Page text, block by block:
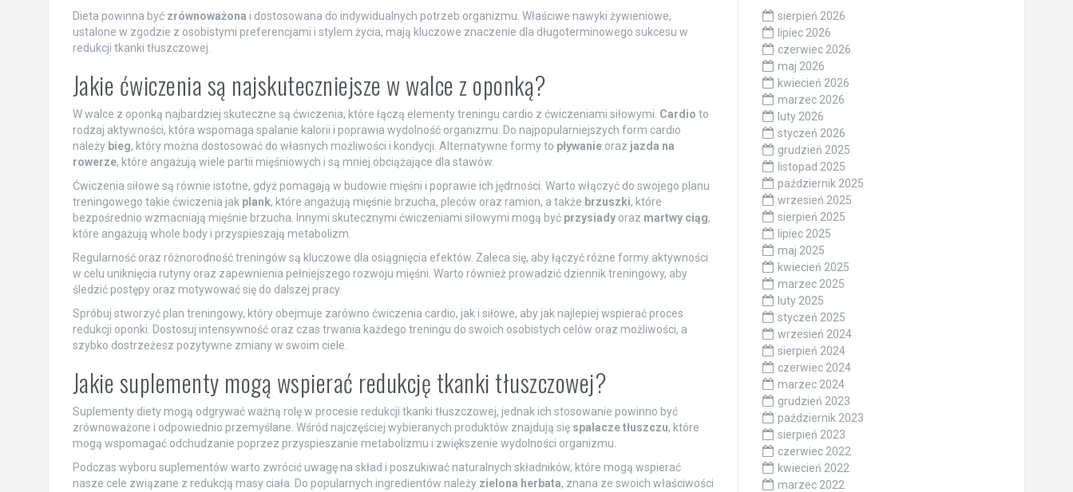
Dieta powinna być zrównoważona i dostosowana do indywidualnych potrzeb organizmu. Właściwe nawyki żywieniowe,
ustalone w zgodzie z osobistymi preferencjami i stylem życia, mają kluczowe znaczenie dla długoterminowego sukcesu w
redukcji tkanki tłuszczowej.
Jakie ćwiczenia są najskuteczniejsze w walce z oponką?
W walce z oponką najbardziej skuteczne są ćwiczenia, które łączą elementy treningu cardio z ćwiczeniami siłowymi. Cardio to
rodzaj aktywności, która wspomaga spalanie kalorii i poprawia wydolność organizmu. Do najpopularniejszych form cardio
należy bieg, który można dostosować do własnych możliwości i kondycji. Alternatywne formy to pływanieoraz jazda na
rowerze, które angażują wiele partii mięśniowych i są mniej obciążające dla stawów.
Ćwiczenia siłowe są równie istotne, gdyż pomagają w budowie mięśni i poprawie ich jędrności. Warto włączyć do swojego planu
treningowego takie ćwiczenia jak plank, które angażują mięśnie brzucha, pleców oraz ramion, a także brzuszki, które
bezpośrednio wzmacniają mięśnie brzucha. Innymi skutecznymi ćwiczeniami siłowymi mogą być przysiadyoraz martwy ciąg,
które angażują whole body i przyspieszają metabolizm.
Regularność oraz różnorodność treningów są kluczowe dla osiągnięcia efektów. Zaleca się, aby łączyć różne formy aktywności
w celu uniknięcia rutyny oraz zapewnienia pełniejszego rozwoju mięśni. Warto również prowadzić dziennik treningowy, aby
śledzić postępy oraz motywować się do dalszej pracy.
Spróbuj stworzyć plan treningowy, który obejmuje zarówno ćwiczenia cardio, jak i siłowe, aby jak najlepiej wspierać proces
redukcji oponki. Dostosuj intensywność oraz czas trwania każdego treningu do swoich osobistych celów oraz możliwości, a
szybko dostrzeżesz pozytywne zmiany w swoim ciele.
Jakie suplementy mogą wspierać redukcję tkanki tłuszczowej?
Suplementy diety mogą odgrywać ważną rolę w procesie redukcji tkanki tłuszczowej, jednak ich stosowanie powinno być
zrównoważone i odpowiednio przemyślane. Wśród najczęściej wybieranych produktów znajdują się spalacze tłuszczu, które
mogą wspomagać odchudzanie poprzez przyspieszanie metabolizmu i zwiększenie wydolności organizmu.
Podczas wyboru suplementów warto zwrócić uwagę na skład i poszukiwać naturalnych składników, które mogą wspierać
nasze cele związane z redukcją masy ciała. Do popularnych ingredientów należy zielona herbata, znana ze swoich właściwości
sierpień 2026
lipiec 2026
czerwiec 2026
maj 2026
kwiecień 2026
marzec 2026
luty 2026
styczeń 2026
grudzień 2025
listopad 2025
październik 2025
wrzesień 2025
sierpień 2025
lipiec 2025
maj 2025
kwiecień 2025
marzec 2025
luty 2025
styczeń 2025
wrzesień 2024
sierpień 2024
czerwiec 2024
marzec 2024
grudzień 2023
październik 2023
sierpień 2023
czerwiec 2022
kwiecień 2022
marzec 2022